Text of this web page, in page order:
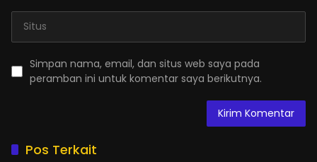
Simpan nama, email, dan situs web saya pada
peramban ini untuk komentar saya berikutnya.
Pos Terkait